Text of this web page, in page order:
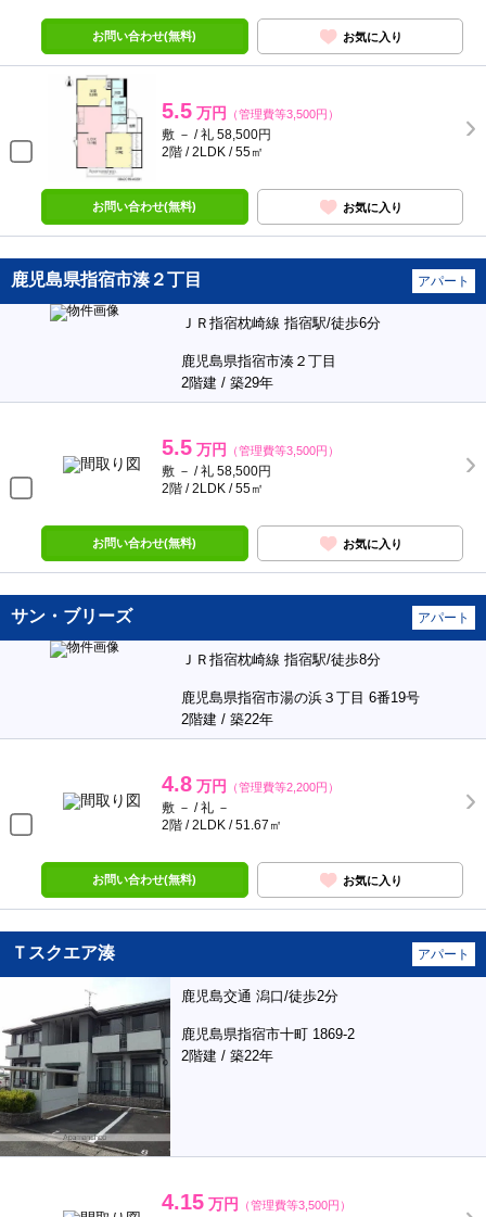
お問い合わせ(無料) お気に入り
5.5 万円 （管理費等3,500円）
敷 － / 礼 58,500円
2階 / 2LDK / 55㎡
お問い合わせ(無料) お気に入り
鹿児島県指宿市湊２丁目 アパート
ＪＲ指宿枕崎線 指宿駅/徒歩6分
鹿児島県指宿市湊２丁目
2階建 / 築29年
5.5 万円 （管理費等3,500円）
敷 － / 礼 58,500円
2階 / 2LDK / 55㎡
お問い合わせ(無料) お気に入り
サン・ブリーズ アパート
ＪＲ指宿枕崎線 指宿駅/徒歩8分
鹿児島県指宿市湯の浜３丁目 6番19号
2階建 / 築22年
4.8 万円 （管理費等2,200円）
敷 － / 礼 －
2階 / 2LDK / 51.67㎡
お問い合わせ(無料) お気に入り
Ｔスクエア湊 アパート
鹿児島交通 潟口/徒歩2分
鹿児島県指宿市十町 1869-2
2階建 / 築22年
4.15 万円 （管理費等3,500円）